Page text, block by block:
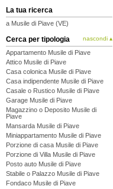
La tua ricerca
a Musile di Piave (VE)
Cerca per tipologia nascondi ▴
Appartamento Musile di Piave
Attico Musile di Piave
Casa colonica Musile di Piave
Casa indipendente Musile di Piave
Casale o Rustico Musile di Piave
Garage Musile di Piave
Magazzino o Deposito Musile di
Piave
Mansarda Musile di Piave
Miniappartamento Musile di Piave
Porzione di casa Musile di Piave
Porzione di Villa Musile di Piave
Posto auto Musile di Piave
Stabile o Palazzo Musile di Piave
Fondaco Musile di Piave